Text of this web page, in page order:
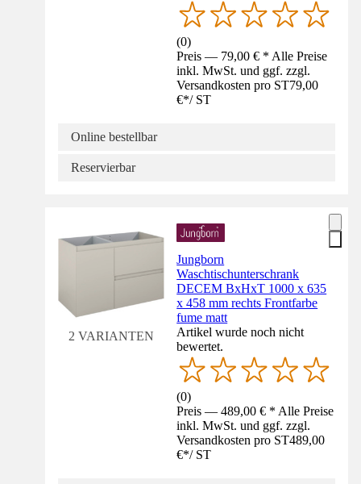
(0)
Preis — 79,00 € * Alle Preise
inkl. MwSt. und ggf. zzgl.
Versandkosten pro ST79,00
€*/ ST
Online bestellbar
Reservierbar
2 VARIANTEN
Jungborn
Waschtischunterschrank
DECEM BxHxT 1000 x 635
x 458 mm rechts Frontfarbe
fume matt
Artikel wurde noch nicht
bewertet.
(0)
Preis — 489,00 € * Alle Preise
inkl. MwSt. und ggf. zzgl.
Versandkosten pro ST489,00
€*/ ST